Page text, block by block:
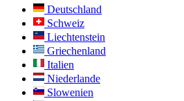
Deutschland
Schweiz
Liechtenstein
Griechenland
Italien
Niederlande
Slowenien